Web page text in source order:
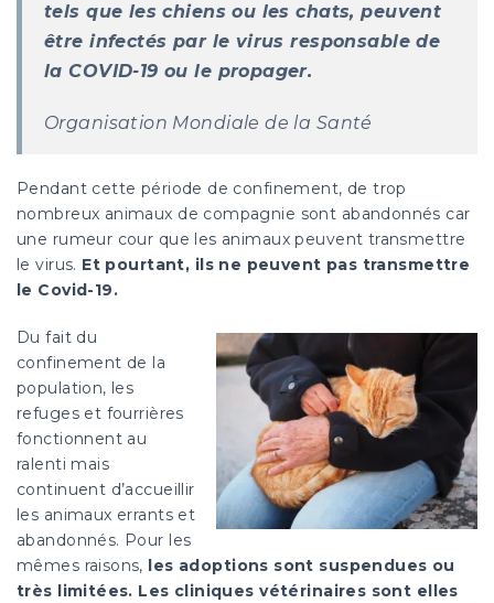
tels que les chiens ou les chats, peuvent
être infectés par le virus responsable de
la COVID-19 ou le propager.
Organisation Mondiale de la Santé
Pendant cette période de confinement, de trop
nombreux animaux de compagnie sont abandonnés car
une rumeur cour que les animaux peuvent transmettre
le virus. Et pourtant, ils ne peuvent pas transmettre
le Covid-19.
Du fait du
confinement de la
population, les
refuges et fourrières
fonctionnent au
ralenti mais
continuent d’accueillir
les animaux errants et
abandonnés. Pour les
mêmes raisons, les adoptions sont suspendues ou
très limitées. Les cliniques vétérinaires sont elles